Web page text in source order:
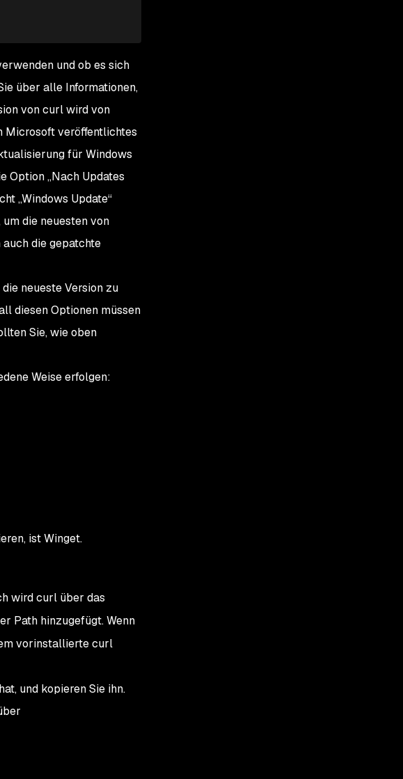
und ob es sich
über alle Informationen,
von curl wird von
Microsoft veröffentlichtes
für Windows
Option „Nach Updates
„Windows Update“
die neuesten von
die gepatchte
neueste Version zu
diesen Optionen müssen
Sie, wie oben
Weise erfolgen:
ist Winget.
wird curl über das
Path hinzugefügt. Wenn
vorinstallierte curl
und kopieren Sie ihn.